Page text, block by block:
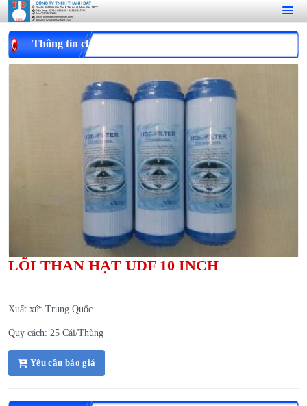
Thông tin chi tiết
LÕI THAN HẠT UDF 10 INCH
Xuất xứ: Trung Quốc
Quy cách: 25 Cái/Thùng
Yêu cầu báo giá